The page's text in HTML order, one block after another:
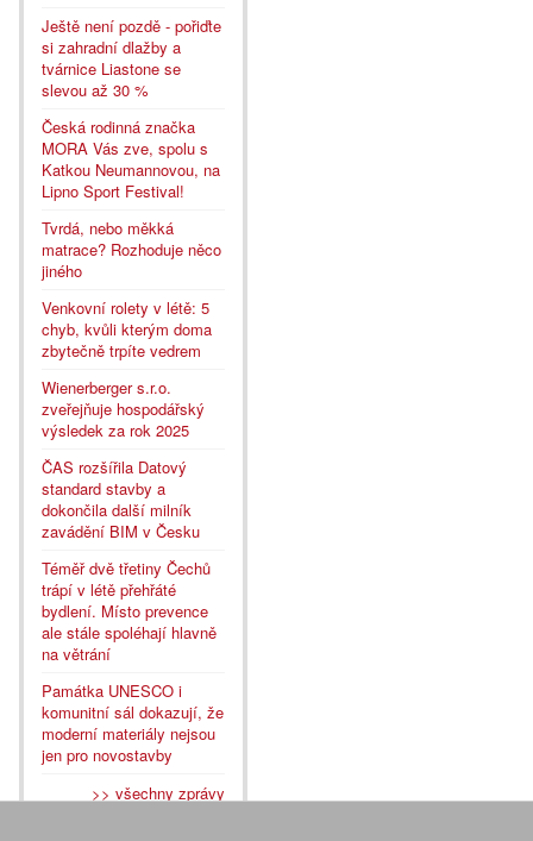
Ještě není pozdě - pořiďte
si zahradní dlažby a
tvárnice Liastone se
slevou až 30 %
Česká rodinná značka
MORA Vás zve, spolu s
Katkou Neumannovou, na
Lipno Sport Festival!
Tvrdá, nebo měkká
matrace? Rozhoduje něco
jiného
Venkovní rolety v létě: 5
chyb, kvůli kterým doma
zbytečně trpíte vedrem
Wienerberger s.r.o.
zveřejňuje hospodářský
výsledek za rok 2025
ČAS rozšířila Datový
standard stavby a
dokončila další milník
zavádění BIM v Česku
Téměř dvě třetiny Čechů
trápí v létě přehřáté
bydlení. Místo prevence
ale stále spoléhají hlavně
na větrání
Památka UNESCO i
komunitní sál dokazují, že
moderní materiály nejsou
jen pro novostavby
>> všechny zprávy